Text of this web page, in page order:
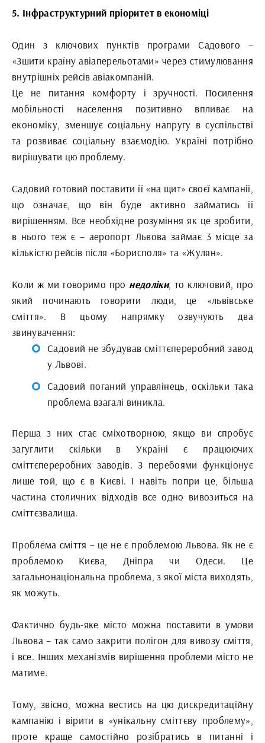
5. Інфраструктурний пріоритет в економіці
Один з ключових пунктів програми Садового –
«Зшити країну авіаперельотами» через стимулювання
внутрішніх рейсів авіакомпаній.
Це не питання комфорту і зручності. Посилення
мобільності населення позитивно впливає на
економіку, зменшує соціальну напругу в суспільстві
та розвиває соціальну взаємодію. Україні потрібно
вирішувати цю проблему.
Садовий готовий поставити її «на щит» своєї кампанії,
що означає, що він буде активно займатись її
вирішенням. Все необхідне розуміння як це зробити,
в нього теж є – аеропорт Львова займає 3 місце за
кількістю рейсів після «Борисполя» та «Жулян».
Коли ж ми говоримо про недоліки, то ключовий, про
який починають говорити люди, це «львівське
сміття». В цьому напрямку озвучують два
звинувачення:
Садовий не збудував сміттєпереробний завод
у Львові.
Садовий поганий управлінець, оскільки така
проблема взагалі виникла.
Перша з них стає сміхотворною, якщо ви спробує
загуглити скільки в Україні є працюючих
сміттєпереробних заводів. З перебоями функціонує
лише той, що є в Києві. І навіть попри це, більша
частина столичних відходів все одно вивозиться на
сміттєзвалища.
Проблема сміття – це не є проблемою Львова. Як не є
проблемою Києва, Дніпра чи Одеси. Це
загальнонаціональна проблема, з якої міста виходять,
як можуть.
Фактично будь-яке місто можна поставити в умови
Львова – так само закрити полігон для вивозу сміття,
і все. Інших механізмів вирішення проблеми місто не
матиме.
Тому, звісно, можна вестись на цю дискредитаційну
кампанію і вірити в «унікальну сміттєву проблему»,
проте краще самостійно розібратись в питанні і